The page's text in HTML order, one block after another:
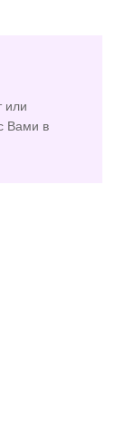
или
Вами в